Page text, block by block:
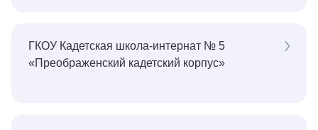
ГКОУ Кадетская школа-интернат № 5
«Преображенский кадетский корпус»